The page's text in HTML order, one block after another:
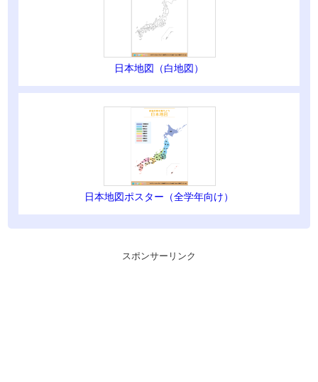
日本地図（白地図）
日本地図ポスター（全学年向け）
スポンサーリンク